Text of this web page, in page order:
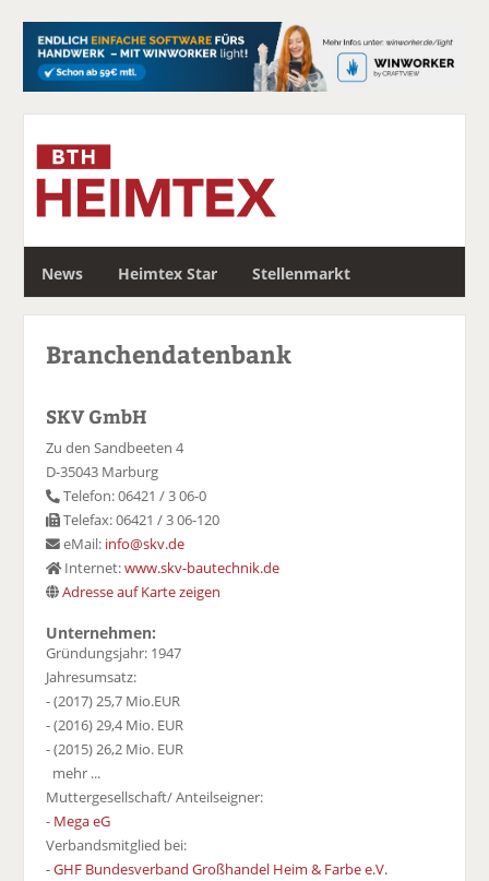
News Heimtex Star Stellenmarkt
c
Branchendatenbank
SKV GmbH
Zu den Sandbeeten 4
D-35043 Marburg
Telefon: 06421 / 3 06-0
Telefax: 06421 / 3 06-120
eMail: info@skv.de
Internet:www.skv-bautechnik.de
Adresse auf Karte zeigen
Unternehmen:
Gründungsjahr: 1947
Jahresumsatz:
- (2017) 25,7 Mio.EUR
- (2016) 29,4 Mio. EUR
- (2015) 26,2 Mio. EUR
mehr ...
Muttergesellschaft/ Anteilseigner:
- Mega eG
Verbandsmitglied bei:
-GHF Bundesverband Großhandel Heim & Farbe e.V.